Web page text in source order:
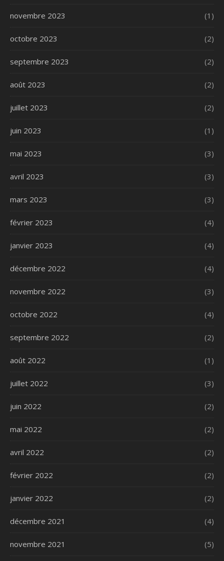
novembre 2023 (1)
octobre 2023 (2)
septembre 2023 (2)
août 2023 (2)
juillet 2023 (2)
juin 2023 (1)
mai 2023 (3)
avril 2023 (3)
mars 2023 (3)
février 2023 (4)
janvier 2023 (4)
décembre 2022 (4)
novembre 2022 (3)
octobre 2022 (4)
septembre 2022 (2)
août 2022 (1)
juillet 2022 (3)
juin 2022 (2)
mai 2022 (2)
avril 2022 (2)
février 2022 (2)
janvier 2022 (2)
décembre 2021 (4)
novembre 2021 (5)